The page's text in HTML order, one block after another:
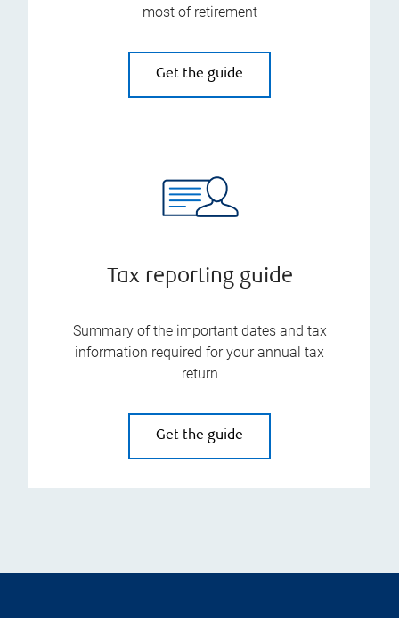
most of retirement
Get the guide
Tax reporting guide
Summary of the important dates and tax
information required for your annual tax
return
Get the guide